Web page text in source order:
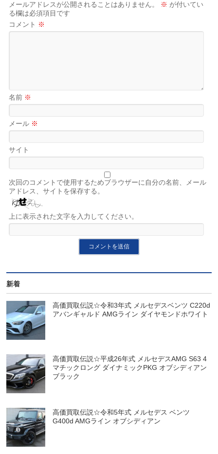
メールアドレスが公開されることはありません。 ※ が付いてい
る欄は必須項目です
コメント ※
名前 ※
メール ※
サイト
次回のコメントで使用するためブラウザーに自分の名前、メール
アドレス、サイトを保存する。
上に表示された文字を入力してください。
新着
高価買取伝説☆令和3年式 メルセデスベンツ C220d
アバンギャルド AMGライン ダイヤモンドホワイト
高価買取伝説☆平成26年式 メルセデスAMG S63 4
マチックロング ダイナミックPKG オブシディアン
ブラック
高価買取伝説☆令和5年式 メルセデス ベンツ
G400d AMGライン オブシディアン